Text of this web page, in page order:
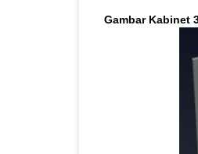
Gambar Kabinet